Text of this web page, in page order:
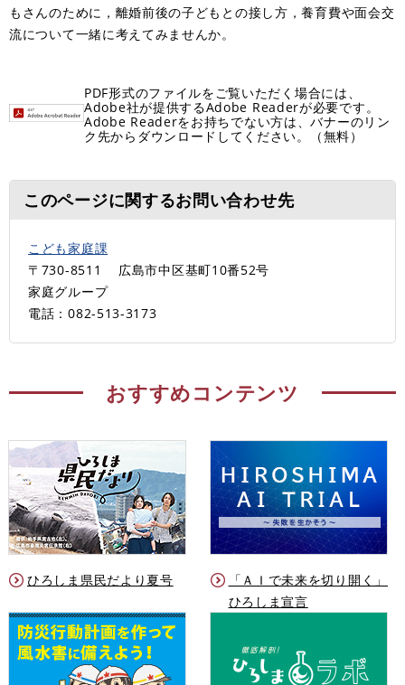
もさんのために，離婚前後の子どもとの接し方，養育費や面会交
流について一緒に考えてみませんか。
PDF形式のファイルをご覧いただく場合には、
Adobe社が提供するAdobe Readerが必要です。
Adobe Readerをお持ちでない方は、バナーのリン
ク先からダウンロードしてください。（無料）
このページに関するお問い合わせ先
こども家庭課
〒730-8511
広島市中区基町10番52号
家庭グループ
電話：082-513-3173
おすすめコンテンツ
ひろしま県民だより夏号
「ＡＩで未来を切り開く」
ひろしま宣言